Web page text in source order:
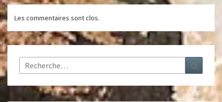
Les commentaires sont clos.
Rechercher :